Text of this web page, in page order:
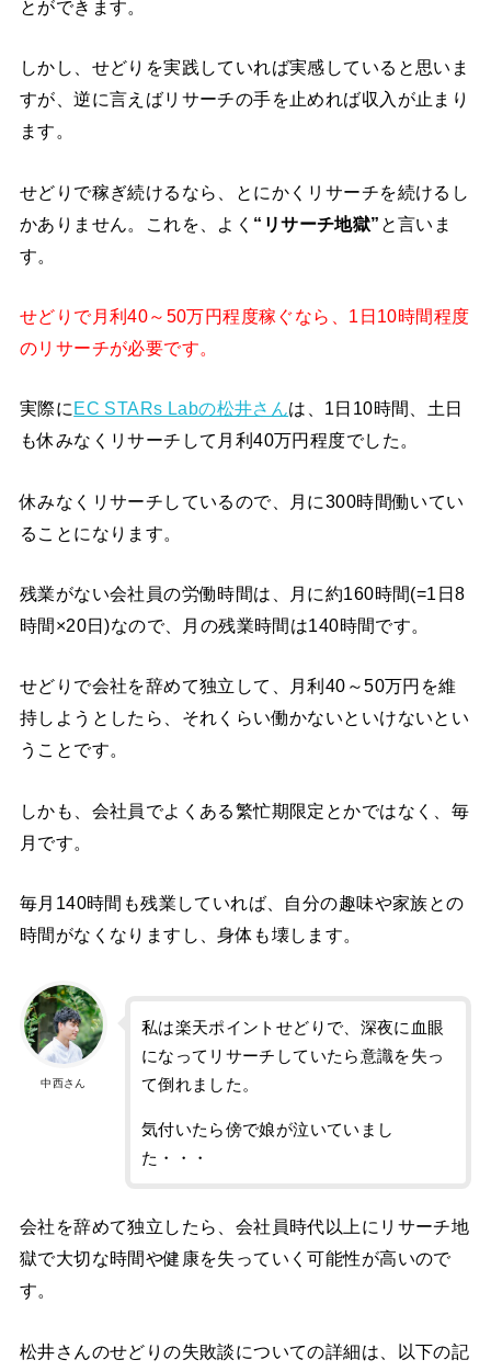
とができます。
しかし、せどりを実践していれば実感していると思いま
すが、逆に言えばリサーチの手を止めれば収入が止まり
ます。
せどりで稼ぎ続けるなら、とにかくリサーチを続けるし
かありません。これを、よく “リサーチ地獄” と言いま
す。
せどりで月利40～50万円程度稼ぐなら、1日10時間程度
のリサーチが必要です。
実際に EC STARs Labの松井さんは、1日10時間、土日
も休みなくリサーチして月利40万円程度でした。
休みなくリサーチしているので、月に300時間働いてい
ることになります。
残業がない会社員の労働時間は、月に約160時間(=1日8
時間×20日)なので、月の残業時間は140時間です。
せどりで会社を辞めて独立して、月利40～50万円を維
持しようとしたら、それくらい働かないといけないとい
うことです。
しかも、会社員でよくある繁忙期限定とかではなく、毎
月です。
毎月140時間も残業していれば、自分の趣味や家族との
時間がなくなりますし、身体も壊します。
中西さん
私は楽天ポイントせどりで、深夜に血眼
になってリサーチしていたら意識を失っ
て倒れました。
気付いたら傍で娘が泣いていまし
た・・・
会社を辞めて独立したら、会社員時代以上にリサーチ地
獄で大切な時間や健康を失っていく可能性が高いので
す。
松井さんのせどりの失敗談についての詳細は、以下の記